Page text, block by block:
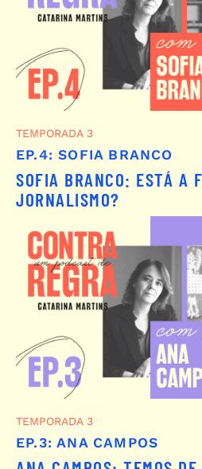
TEMPORADA 3
EP.4: SOFIA BRANCO
SOFIA BRANCO: ESTÁ A
JORNALISMO?
TEMPORADA 3
EP.3: ANA CAMPOS